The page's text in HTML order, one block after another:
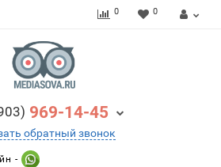
0 0
969-14-45
обратный звонок
-